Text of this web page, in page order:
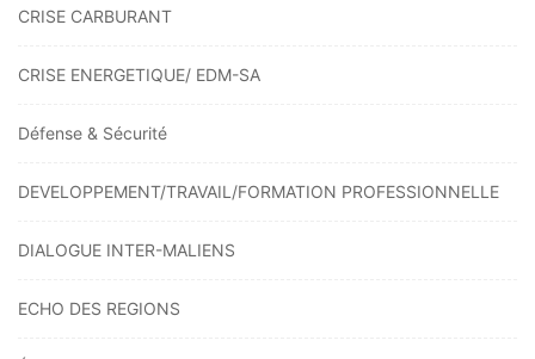
CRISE CARBURANT
CRISE ENERGETIQUE/ EDM-SA
Défense & Sécurité
DEVELOPPEMENT/TRAVAIL/FORMATION PROFESSIONNELLE
DIALOGUE INTER-MALIENS
ECHO DES REGIONS